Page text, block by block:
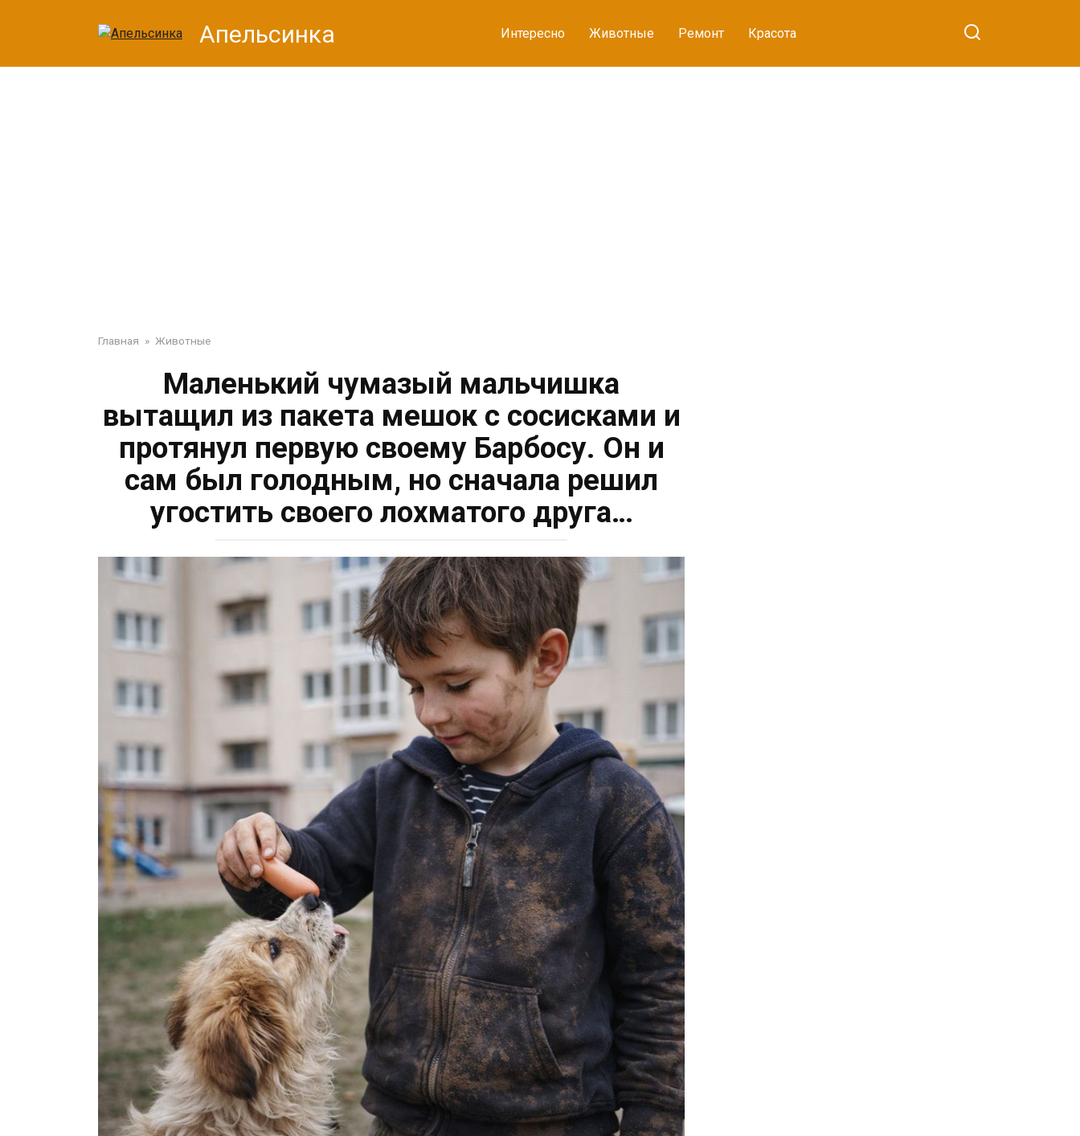
Апельсинка Интересно Животные Ремонт Красота
Главная » Животные
Маленький чумазый мальчишка
вытащил из пакета мешок с сосисками и
протянул первую своему Барбосу. Он и
сам был голодным, но сначала решил
угостить своего лохматого друга…